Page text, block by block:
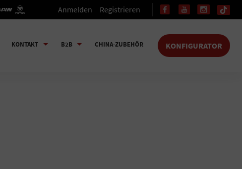
Anmelden Registrieren
KONTAKT B2B CHINA-ZUBEHÖR KONFIGURATOR